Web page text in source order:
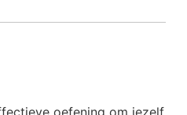
oefening om jezelf